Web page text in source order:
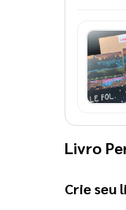
Livro
Crie seu